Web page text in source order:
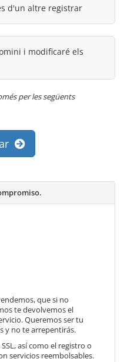
d'un altre registrar
i modificaré els
per les següents
que si no
te devolvemos el
Queremos ser tu
y no te arrepentirás.
así como el registro o
servicios reembolsables.